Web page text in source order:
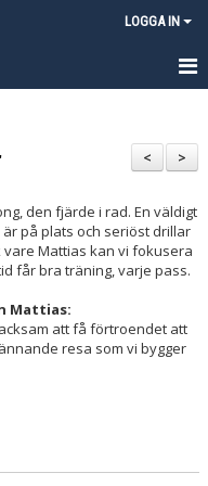
LOGGA IN
>
<
den fjärde i rad. En väldigt
på plats och seriöst drillar
Mattias kan vi fokusera
får bra träning, varje pass.
Mattias:
att få förtroendet att
resa som vi bygger